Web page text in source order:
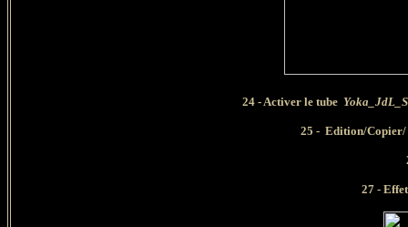
24 -Activer le tube
25 - Edition/Copier/
27 -